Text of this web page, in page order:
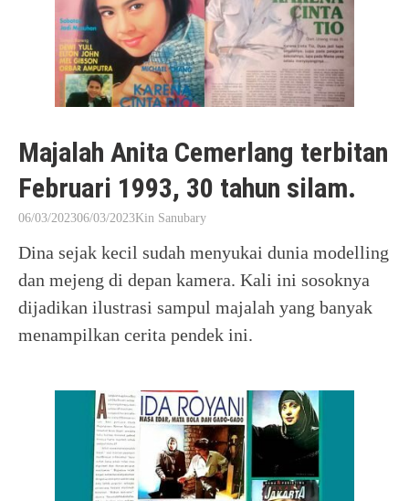
Majalah Anita Cemerlang terbitan
Februari 1993, 30 tahun silam.
06/03/202306/03/2023Kin Sanubary
Dina sejak kecil sudah menyukai dunia modelling
dan mejeng di depan kamera. Kali ini sosoknya
dijadikan ilustrasi sampul majalah yang banyak
menampilkan cerita pendek ini.